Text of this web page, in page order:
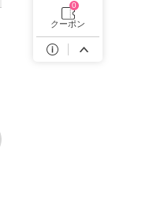
0
クーポン